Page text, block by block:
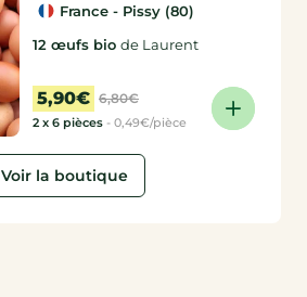
France - Pissy (80)
12 œufs bio de Laurent
5,90€ 6,80€
2 x 6 pièces - 0,49€/pièce
Voir la boutique